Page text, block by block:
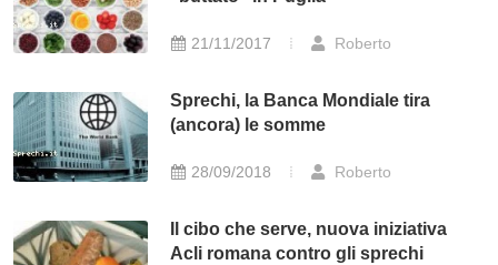
21/11/2017 Roberto
Sprechi, la Banca Mondiale tira
(ancora) le somme
28/09/2018 Roberto
Il cibo che serve, nuova iniziativa
Acli romana contro gli sprechi